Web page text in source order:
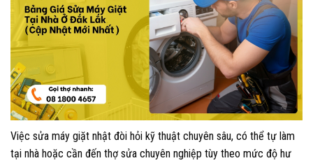
Việc sửa máy giặt nhật đòi hỏi kỹ thuật chuyên sâu, có thể tự làm
tại nhà hoặc cần đến thợ sửa chuyên nghiệp tùy theo mức độ hư